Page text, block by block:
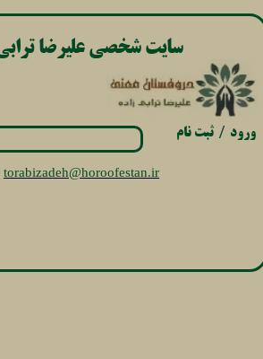
سایت شخصی علیرضا
torabizadeh@horoofestan.ir
ورود / ثبت نام
حساب کاربری